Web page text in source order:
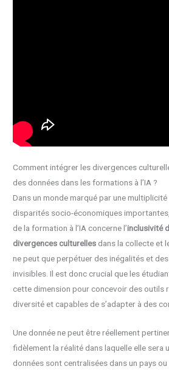
Comment intégrer les divergences
des données dans les formations à l’IA ?
Dans un monde marqué par une
disparités socio-économiques
de la formation à l’IA concerne l’inclusivité
divergences culturelles dans la collecte et
ne peut que perpétuer des inégalités et
invisibles. Il est donc crucial que les
cette dimension pour concevoir des outils
diversité et capables de s’adapter à des
Une donnée ne peut être réellement
fidèlement la réalité dans laquelle elle sera
données sont centralisées dans un pays ou